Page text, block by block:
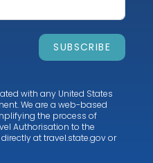
SUBSCRIBE
with any United States
We are a web-based
the process of
Authorisation to the
attravel.state.govor